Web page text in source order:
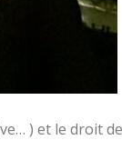
) et le droit